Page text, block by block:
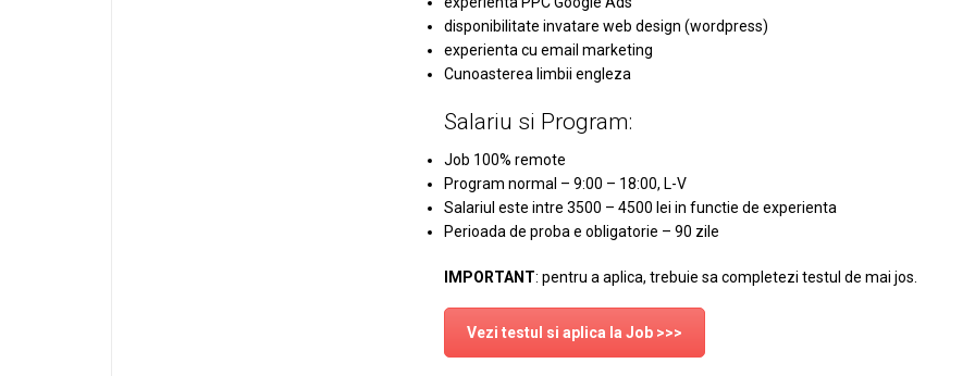
disponibilitate invatare web design (wordpress)
experienta cu email marketing
Cunoasterea limbii engleza
Salariu si Program:
Job 100% remote
Program normal – 9:00 – 18:00, L-V
Salariul este intre 3500 – 4500 lei in functie de experienta
Perioada de proba e obligatorie – 90 zile
IMPORTANT: pentru a aplica, trebuie sa completezi testul de mai jos.
Vezi testul si aplica la Job >>>